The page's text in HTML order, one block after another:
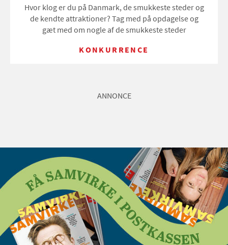
Hvor klog er du på Danmark, de smukkeste steder og
de kendte attraktioner? Tag med på opdagelse og
gæt med om nogle af de smukkeste steder
KONKURRENCE
ANNONCE